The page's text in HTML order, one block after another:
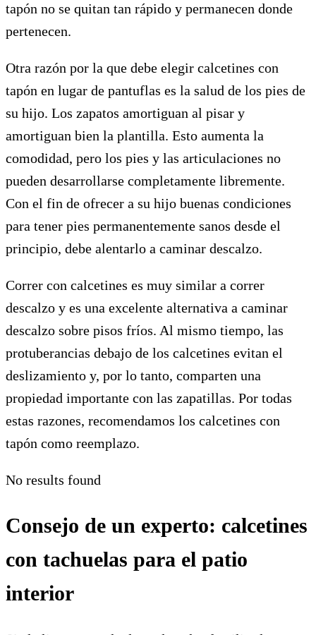
tapón no se quitan tan rápido y permanecen donde
pertenecen.
Otra razón por la que debe elegir calcetines con
tapón en lugar de pantuflas es la salud de los pies de
su hijo. Los zapatos amortiguan al pisar y
amortiguan bien la plantilla. Esto aumenta la
comodidad, pero los pies y las articulaciones no
pueden desarrollarse completamente libremente.
Con el fin de ofrecer a su hijo buenas condiciones
para tener pies permanentemente sanos desde el
principio, debe alentarlo a caminar descalzo.
Correr con calcetines es muy similar a correr
descalzo y es una excelente alternativa a caminar
descalzo sobre pisos fríos. Al mismo tiempo, las
protuberancias debajo de los calcetines evitan el
deslizamiento y, por lo tanto, comparten una
propiedad importante con las zapatillas. Por todas
estas razones, recomendamos los calcetines con
tapón como reemplazo.
No results found
Consejo de un experto: calcetines
con tachuelas para el patio
interior